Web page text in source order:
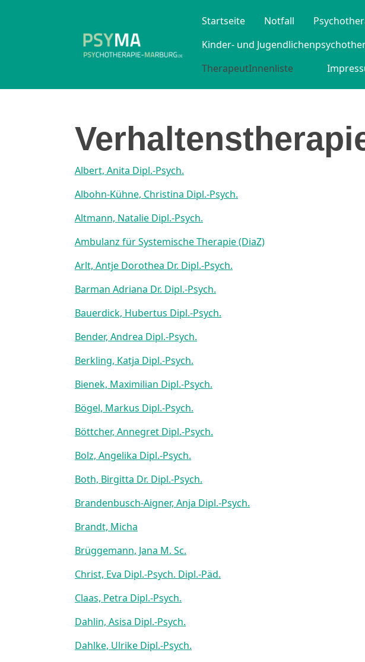
Startseite Notfall
Kinder- und
TherapeutInnenliste
Albert, Anita Dipl.-Psych.
Albohn-Kühne, Christina Dipl.-Psych.
Altmann, Natalie Dipl.-Psych.
Ambulanz für Systemische Therapie (DiaZ)
Arlt, Antje Dorothea Dr. Dipl.-Psych.
Barman Adriana Dr. Dipl.-Psych.
Bauerdick, Hubertus Dipl.-Psych.
Bender, Andrea Dipl.-Psych.
Berkling, Katja Dipl.-Psych.
Bienek, Maximilian Dipl.-Psych.
Bögel, Markus Dipl.-Psych.
Böttcher, Annegret Dipl.-Psych.
Bolz, Angelika Dipl.-Psych.
Both, Birgitta Dr. Dipl.-Psych.
Brandenbusch-Aigner, Anja Dipl.-Psych.
Brandt, Micha
Brüggemann, Jana M. Sc.
Christ, Eva Dipl.-Psych. Dipl.-Päd.
Claas, Petra Dipl.-Psych.
Dahlin, Asisa Dipl.-Psych.
Dahlke, Ulrike Dipl.-Psych.